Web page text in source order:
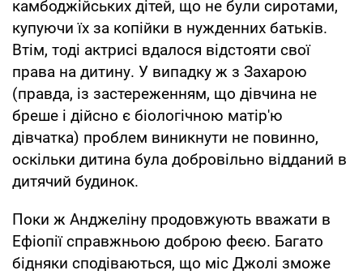
камбоджійських дітей, що не були сиротами,
купуючи їх за копійки в нужденних батьків.
Втім, тоді актрисі вдалося відстояти свої
права на дитину. У випадку ж з Захарою
(правда, із застереженням, що дівчина не
бреше і дійсно є біологічною матір'ю
дівчатка) проблем виникнути не повинно,
оскільки дитина була добровільно відданий в
дитячий будинок.
Поки ж Анджеліну продовжують вважати в
Ефіопії справжньою доброю феєю. Багато
бідняки сподіваються, що міс Джолі зможе